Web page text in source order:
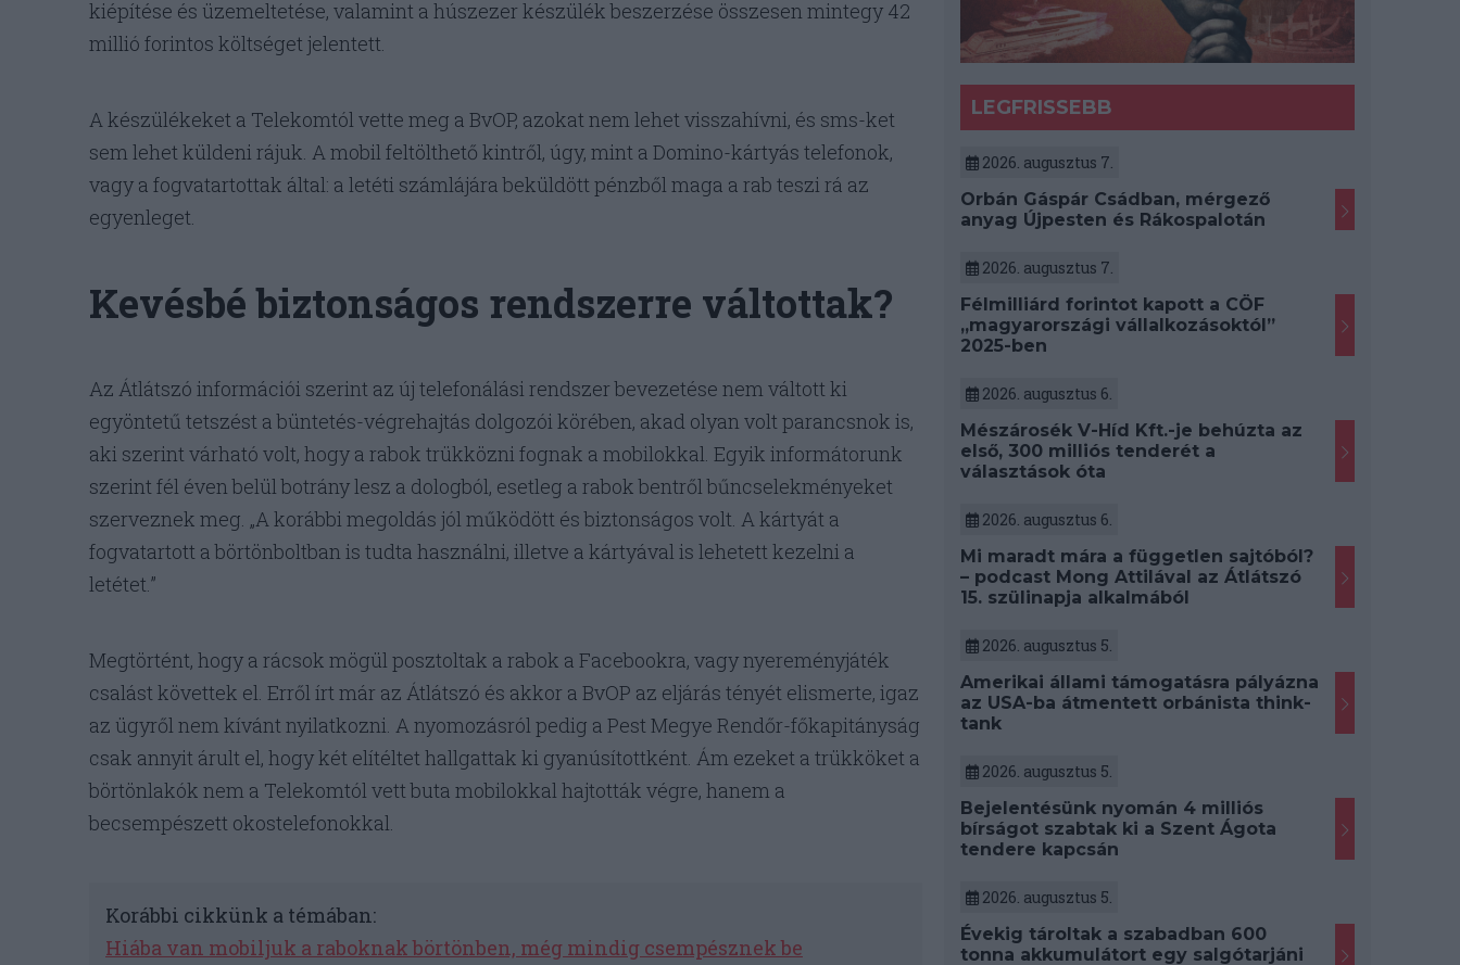
kiépítése és üzemeltetése, valamint a húszezer készülék beszerzése összesen mintegy 42
millió forintos költséget jelentett.
A készülékeket a Telekomtól vette meg a BvOP, azokat nem lehet visszahívni, és sms-ket
sem lehet küldeni rájuk. A mobil feltölthető kintről, úgy, mint a Domino-kártyás telefonok,
vagy a fogvatartottak által: a letéti számlájára beküldött pénzből maga a rab teszi rá az
egyenleget.
Kevésbé biztonságos rendszerre váltottak?
Az Átlátszó információi szerint az új telefonálási rendszer bevezetése nem váltott ki
egyöntetű tetszést a büntetés-végrehajtás dolgozói körében, akad olyan volt parancsnok is,
aki szerint várható volt, hogy a rabok trükközni fognak a mobilokkal. Egyik informátorunk
szerint fél éven belül botrány lesz a dologból, esetleg a rabok bentről bűncselekményeket
szerveznek meg. „A korábbi megoldás jól működött és biztonságos volt. A kártyát a
fogvatartott a börtönboltban is tudta használni, illetve a kártyával is lehetett kezelni a
letétet.”
Megtörtént, hogy a rácsok mögül posztoltak a rabok a Facebookra, vagy nyereményjáték
csalást követtek el. Erről írt már az Átlátszó és akkor a BvOP az eljárás tényét elismerte, igaz
az ügyről nem kívánt nyilatkozni. A nyomozásról pedig a Pest Megye Rendőr-főkapitányság
csak annyit árult el, hogy két elítéltet hallgattak ki gyanúsítottként. Ám ezeket a trükköket a
börtönlakók nem a Telekomtól vett buta mobilokkal hajtották végre, hanem a
becsempészett okostelefonokkal.
Korábbi cikkünk a témában:
Hiába van mobiljuk a raboknak börtönben, még mindig csempésznek be
LEGFRISSEBB
2026. augusztus 7.
Orbán Gáspár Csádban, mérgező
anyag Újpesten és Rákospalotán
2026. augusztus 7.
Félmilliárd forintot kapott a CÖF
„magyarországi vállalkozásoktól”
2025-ben
2026. augusztus 6.
Mészárosék V-Híd Kft.-je behúzta az
első, 300 milliós tenderét a
választások óta
2026. augusztus 6.
Mi maradt mára a független sajtóból?
– podcast Mong Attilával az Átlátszó
15. szülinapja alkalmából
2026. augusztus 5.
Amerikai állami támogatásra pályázna
az USA-ba átmentett orbánista think-
tank
2026. augusztus 5.
Bejelentésünk nyomán 4 milliós
bírságot szabtak ki a Szent Ágota
tendere kapcsán
2026. augusztus 5.
Évekig tároltak a szabadban 600
tonna akkumulátort egy salgótarjáni